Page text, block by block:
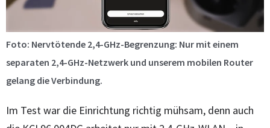
Foto: Nervtötende 2,4-GHz-Begrenzung: Nur mit einem
separaten 2,4-GHz-Netzwerk und unserem mobilen Router
gelang die Verbindung.
Im Test war die Einrichtung richtig mühsam, denn auch